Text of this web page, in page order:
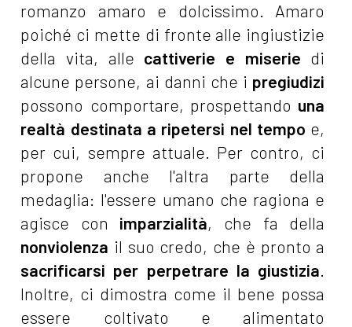
romanzo amaro e dolcissimo. Amaro
poiché ci mette di fronte alle ingiustizie
della vita, alle cattiverie e miserie di
alcune persone, ai danni che i pregiudizi
possono comportare, prospettando una
realtà destinata a ripetersi nel tempo e,
per cui, sempre attuale. Per contro, ci
propone anche l'altra parte della
medaglia: l'essere umano che ragiona e
agisce con imparzialità, che fa della
nonviolenza il suo credo, che è pronto a
sacrificarsi per perpetrare la giustizia.
Inoltre, ci dimostra come il bene possa
essere coltivato e alimentato